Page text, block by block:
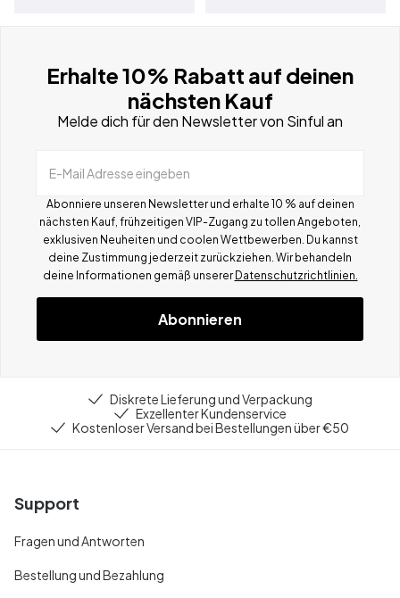
Erhalte 10% Rabatt auf deinen
nächsten Kauf
Melde dich für den Newsletter von Sinful an
E-Mail Adresse eingeben
Abonniere unseren Newsletter und erhalte 10 % auf deinen
nächsten Kauf, frühzeitigen VIP-Zugang zu tollen Angeboten,
exklusiven Neuheiten und coolen Wettbewerben. Du kannst
deine Zustimmung jederzeit zurückziehen. Wir behandeln
deine Informationen gemäß unserer Datenschutzrichtlinien.
Abonnieren
Diskrete Lieferung und Verpackung
Exzellenter Kundenservice
Kostenloser Versand bei Bestellungen über €50
Support
Fragen und Antworten
Bestellung und Bezahlung